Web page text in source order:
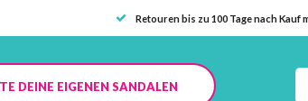
Retouren bis zu 100 Tage nach Kauf
DEINE EIGENEN SANDALEN